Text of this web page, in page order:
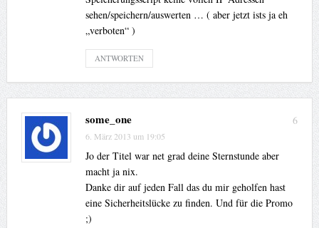
sehen/speichern/auswerten … ( aber jetzt ists ja eh
„verboten“ )
ANTWORTEN
6
some_one
6. März 2013 um 19:05
Jo der Titel war net grad deine Sternstunde aber
macht ja nix.
Danke dir auf jeden Fall das du mir geholfen hast
eine Sicherheitslücke zu finden. Und für die Promo
;)